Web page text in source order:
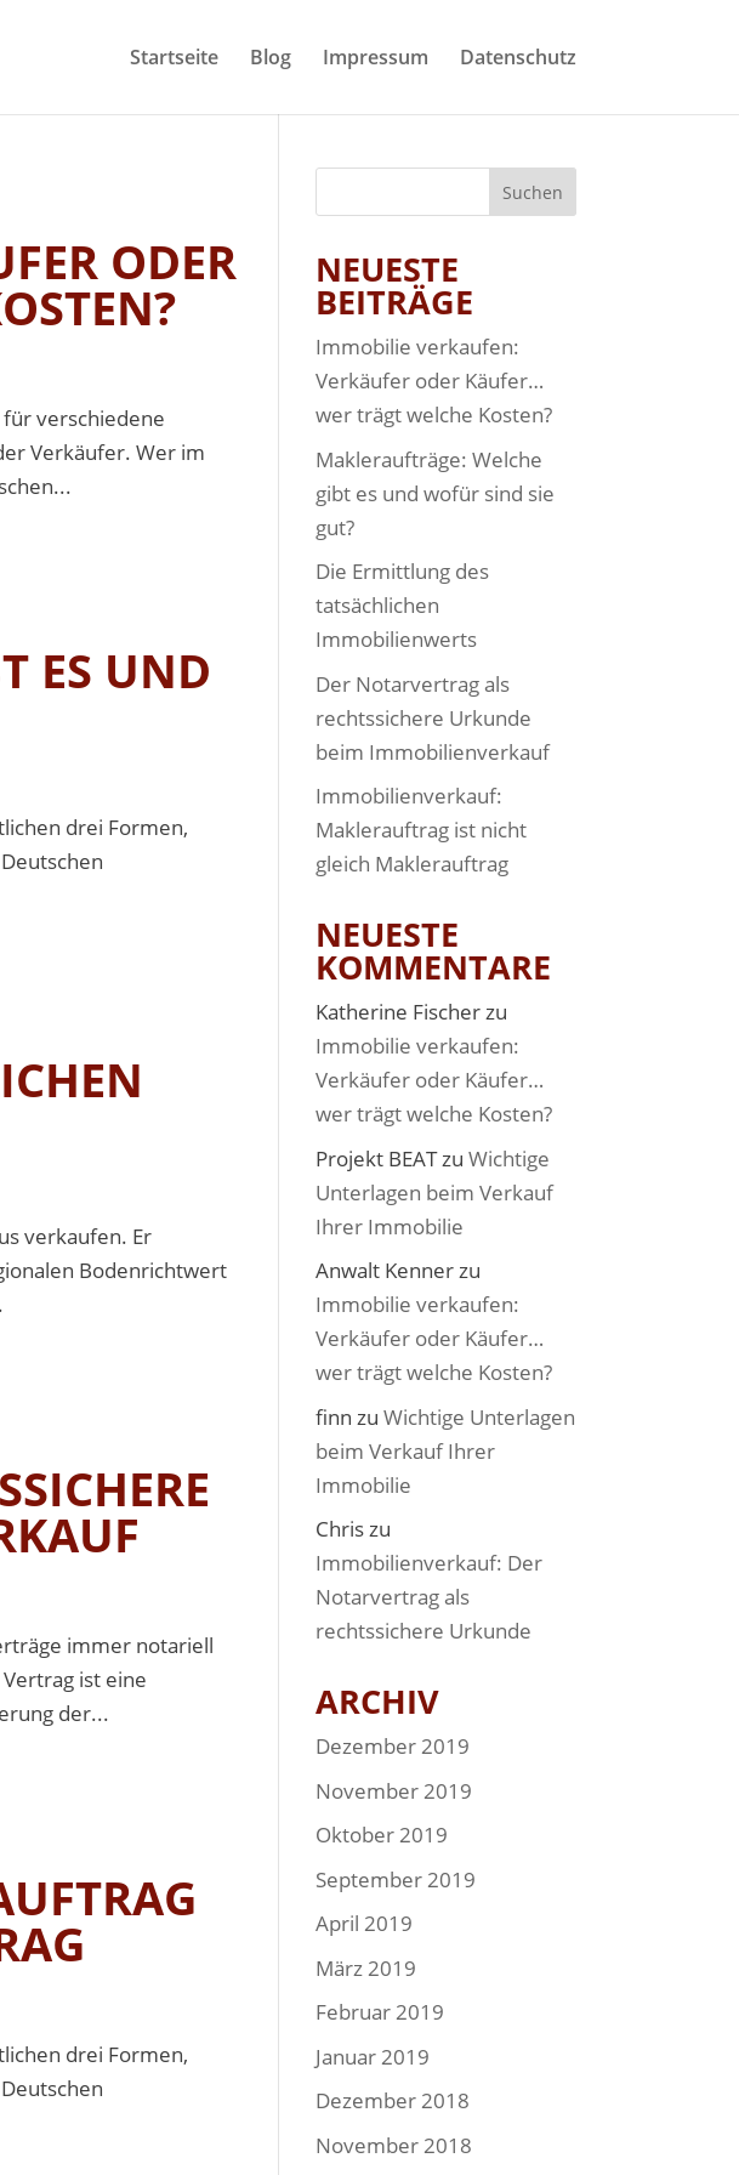
Startseite Blog Impressum Datenschutz
ODER
verschiedene
Verkäufer. Wer im
ES UND
drei Formen,
verkaufen. Er
Bodenrichtwert
immer notariell
ist eine
der...
drei Formen,
NEUESTE
BEITRÄGE
Immobilie verkaufen:
Verkäufer oder Käufer…
wer trägt welche Kosten?
Makleraufträge: Welche
gibt es und wofür sind sie
gut?
Die Ermittlung des
tatsächlichen
Immobilienwerts
Der Notarvertrag als
rechtssichere Urkunde
beim Immobilienverkauf
Immobilienverkauf:
Maklerauftrag ist nicht
gleich Maklerauftrag
NEUESTE
KOMMENTARE
Katherine Fischerzu
Immobilie verkaufen:
Verkäufer oder Käufer…
wer trägt welche Kosten?
Projekt BEATzu Wichtige
Unterlagen beim Verkauf
Ihrer Immobilie
Anwalt Kennerzu
Immobilie verkaufen:
Verkäufer oder Käufer…
wer trägt welche Kosten?
finn zu Wichtige Unterlagen
beim Verkauf Ihrer
Immobilie
Chriszu
Immobilienverkauf: Der
Notarvertrag als
rechtssichere Urkunde
ARCHIV
Dezember 2019
November 2019
Oktober 2019
September 2019
April 2019
März 2019
Februar 2019
Januar 2019
Dezember 2018
November 2018